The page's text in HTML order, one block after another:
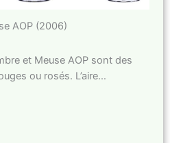
AOP (2006)
et Meuse AOP sont des
ou rosés. L’aire…